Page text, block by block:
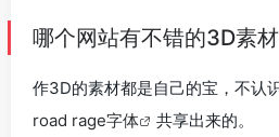
哪个网站有不错的3D素材
作3D的素材都是自己的宝，不认
road rage字体
共享出来的。